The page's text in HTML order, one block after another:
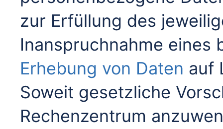
zur Erfüllung des
Inanspruchnahme eines
Erhebung von Daten auf
Soweit gesetzliche
Rechenzentrum